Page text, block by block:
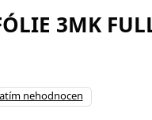
3MK
nehodnocen